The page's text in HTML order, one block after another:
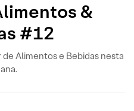
&
#12
Alimentos e Bebidas nesta